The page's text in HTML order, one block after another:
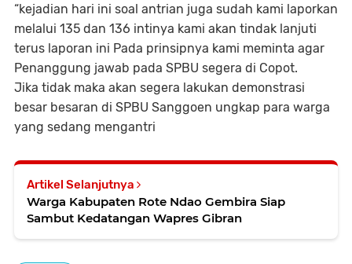
“kejadian hari ini soal antrian juga sudah kami laporkan
melalui 135 dan 136 intinya kami akan tindak lanjuti
terus laporan ini Pada prinsipnya kami meminta agar
Penanggung jawab pada SPBU segera di Copot.
Jika tidak maka akan segera lakukan demonstrasi
besar besaran di SPBU Sanggoen ungkap para warga
yang sedang mengantri
Artikel Selanjutnya
Warga Kabupaten Rote Ndao Gembira Siap
Sambut Kedatangan Wapres Gibran